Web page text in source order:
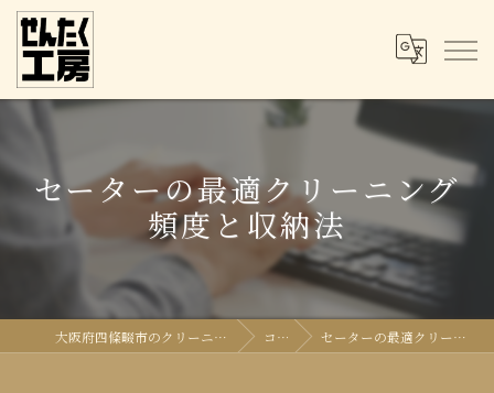
セーターの最適クリーニング
頻度と収納法
大阪府四條畷市のクリーニングならせんたく工房 コラム セーターの最適クリーニング頻度と収納法